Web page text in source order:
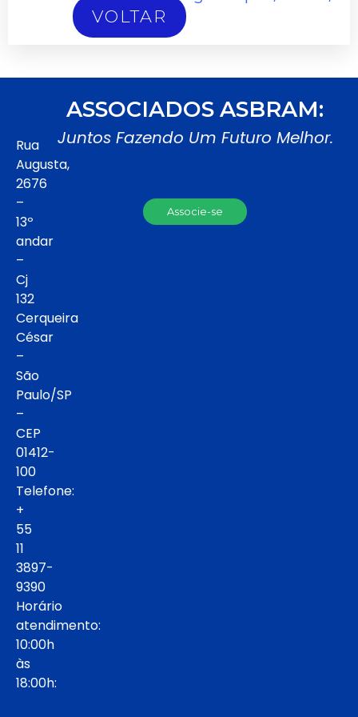
VOLTAR
Rua
Augusta,
2676
–
13º
andar
–
Cj
132
Cerqueira
César
–
São
Paulo/SP
–
CEP
01412-
100
Telefone:
+
55
11
3897-
9390
Horário
atendimento:
10:00h
às
18:00h:
ASSOCIADOS ASBRAM:
Juntos Fazendo Um Futuro Melhor.
Associe-se